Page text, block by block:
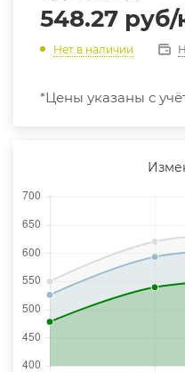
548.27 руб/
Нет в наличии
*Цены указаны с